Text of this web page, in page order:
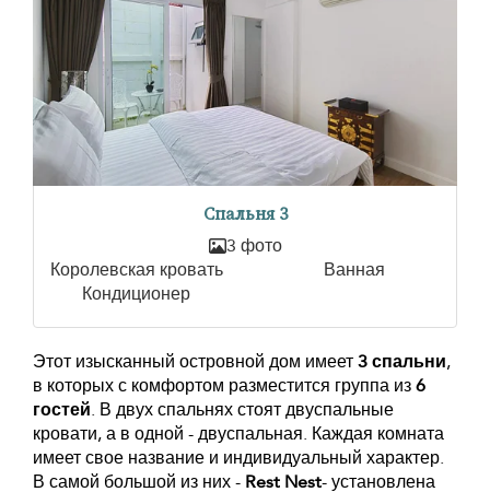
Спальня 3
3 фото
Королевская кровать
Ванная
Кондиционер
Этот изысканный островной дом имеет3 спальни,
в которых с комфортом разместится группа из6
гостей. В двух спальнях стоят двуспальные
кровати, а в одной - двуспальная. Каждая комната
имеет свое название и индивидуальный характер.
В самой большой из них - Rest Nest- установлена